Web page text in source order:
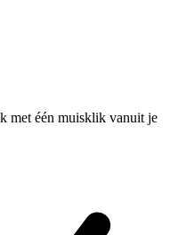
met één muisklik vanuit je